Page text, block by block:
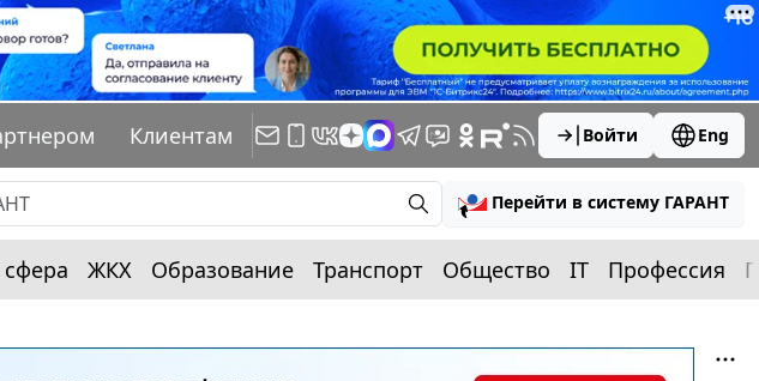
Клиентам Войти Eng
Перейти в систему ГАРАНТ
ЖКХ Образование Транспорт Общество IT Профессия